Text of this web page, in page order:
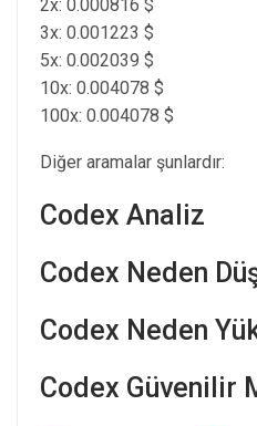
2x: 0.000816 $
3x: 0.001223 $
5x: 0.002039 $
10x: 0.004078 $
100x: 0.004078 $
Diğer aramalar şunlardır:
Codex Analiz
Codex Neden
Codex Neden
Codex Güvenilir